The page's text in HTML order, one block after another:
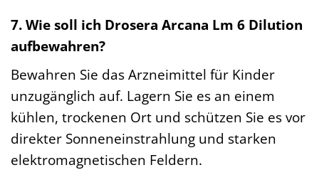
7. Wie soll ich Drosera Arcana Lm 6 Dilution
aufbewahren?
Bewahren Sie das Arzneimittel für Kinder
unzugänglich auf. Lagern Sie es an einem
kühlen, trockenen Ort und schützen Sie es vor
direkter Sonneneinstrahlung und starken
elektromagnetischen Feldern.